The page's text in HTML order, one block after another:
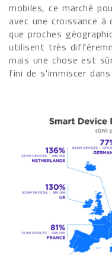
mobiles, ce marché
avec une croissance à
que proches
utilisent très
mais une chose est
fini de s'immiscer